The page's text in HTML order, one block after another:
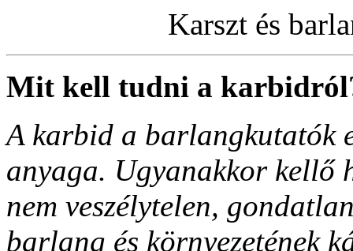
Karszt és
Mit kell tudni a
A karbid a barlangkutatók
anyaga. Ugyanakkor kellő
nem veszélytelen,
barlang és környezetének